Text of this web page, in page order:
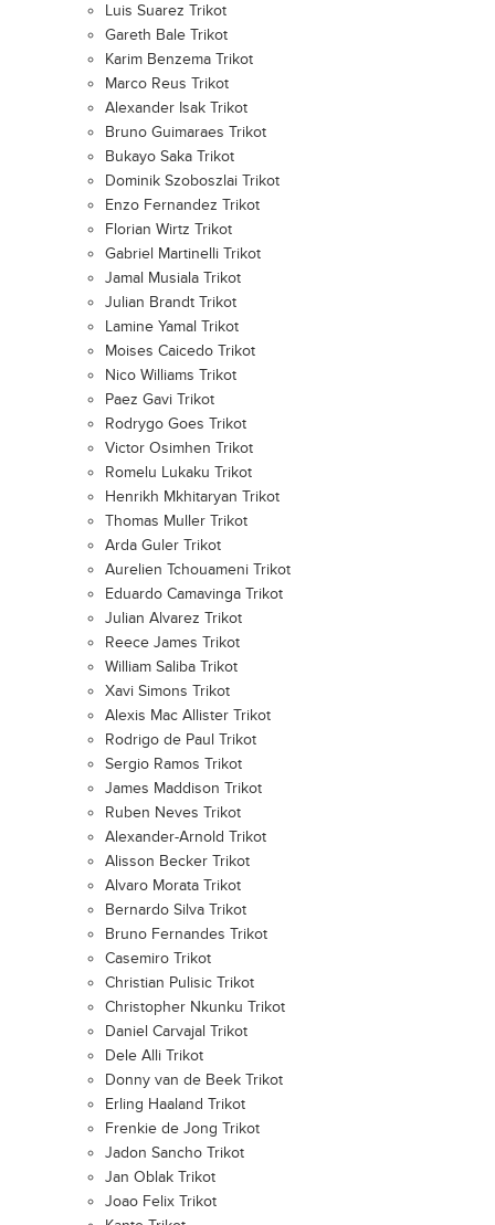
Luis Suarez Trikot
Gareth Bale Trikot
Karim Benzema Trikot
Marco Reus Trikot
Alexander Isak Trikot
Bruno Guimaraes Trikot
Bukayo Saka Trikot
Dominik Szoboszlai Trikot
Enzo Fernandez Trikot
Florian Wirtz Trikot
Gabriel Martinelli Trikot
Jamal Musiala Trikot
Julian Brandt Trikot
Lamine Yamal Trikot
Moises Caicedo Trikot
Nico Williams Trikot
Paez Gavi Trikot
Rodrygo Goes Trikot
Victor Osimhen Trikot
Romelu Lukaku Trikot
Henrikh Mkhitaryan Trikot
Thomas Muller Trikot
Arda Guler Trikot
Aurelien Tchouameni Trikot
Eduardo Camavinga Trikot
Julian Alvarez Trikot
Reece James Trikot
William Saliba Trikot
Xavi Simons Trikot
Alexis Mac Allister Trikot
Rodrigo de Paul Trikot
Sergio Ramos Trikot
James Maddison Trikot
Ruben Neves Trikot
Alexander-Arnold Trikot
Alisson Becker Trikot
Alvaro Morata Trikot
Bernardo Silva Trikot
Bruno Fernandes Trikot
Casemiro Trikot
Christian Pulisic Trikot
Christopher Nkunku Trikot
Daniel Carvajal Trikot
Dele Alli Trikot
Donny van de Beek Trikot
Erling Haaland Trikot
Frenkie de Jong Trikot
Jadon Sancho Trikot
Jan Oblak Trikot
Joao Felix Trikot